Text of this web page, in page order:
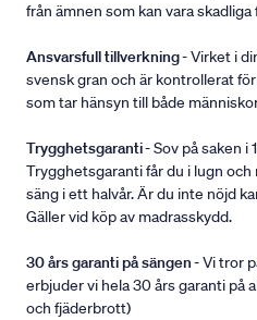
från ämnen som kan vara
Ansvarsfull tillverkning- Virket i
svensk gran och är kontrollerat
som tar hänsyn till både
Trygghetsgaranti- Sov på saken i
Trygghetsgaranti får du i lugn
säng i ett halvår. Är du inte nöjd
Gäller vid köp av madrasskydd.
30 års garanti på sängen- Vi tror
erbjuder vi hela 30 års garanti på
och fjäderbrott)